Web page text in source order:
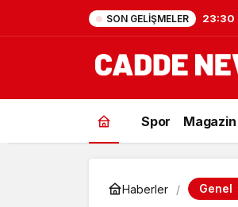
SON GELIŞMELER 23:30
Spor Magazin
Haberler Genel